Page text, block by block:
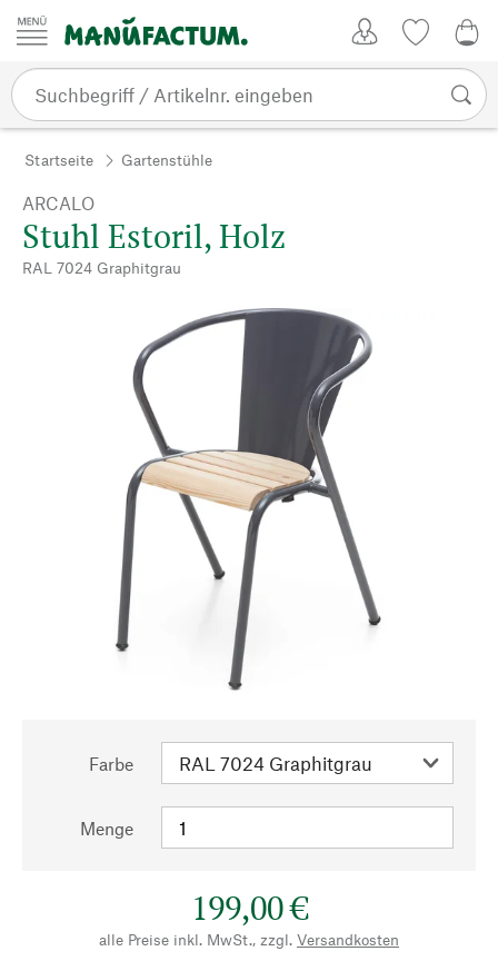
Zum Inhalt springen
Startseite Gartenstühle
ARCALO
Stuhl Estoril, Holz
RAL 7024 Graphitgrau
Farbe
Menge
199,00 €
alle Preise inkl. MwSt., zzgl. Versandkosten